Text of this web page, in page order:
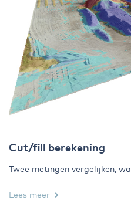
Cut/fill berekening
Twee metingen vergelijken,
Lees meer